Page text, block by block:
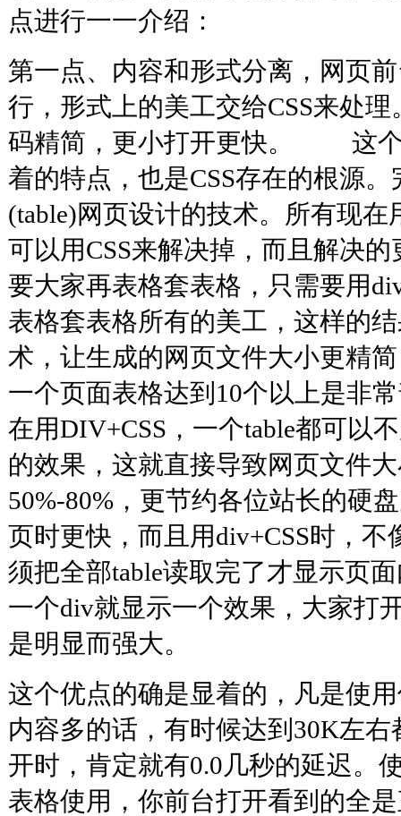
点进行一一介绍：
第一点、内容和形式分离，网页
行，形式上的美工交给CSS来处
码精简，更小打开更快。 这个
着的特点，也是CSS存在的根源
(table)网页设计的技术。所有现在
可以用CSS来解决掉，而且解决
要大家再表格套表格，只需要用
表格套表格所有的美工，这样的
术，让生成的网页文件大小更精
一个页面表格达到10个以上是非
在用DIV+CSS，一个table都可以
的效果，这就直接导致网页文件
50%-80%，更节约各位站长的硬
页时更快，而且用div+CSS时，不
须把全部table读取完了才显示页
一个div就显示一个效果，大家打
是明显而强大。
这个优点的确是显着的，凡是使
内容多的话，有时候达到30K左
开时，肯定就有0.0几秒的延迟。
表格使用，你前台打开看到的全